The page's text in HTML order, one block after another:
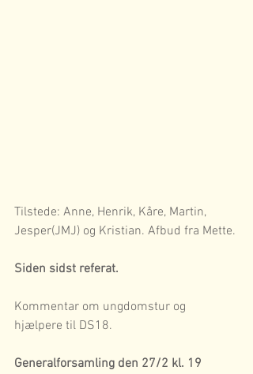
Tilstede: Anne, Henrik, Kåre, Martin,
Jesper(JMJ) og Kristian. Afbud fra Mette.
Siden sidst referat.
Kommentar om ungdomstur og
hjælpere til DS18.
Generalforsamling den 27/2 kl. 19